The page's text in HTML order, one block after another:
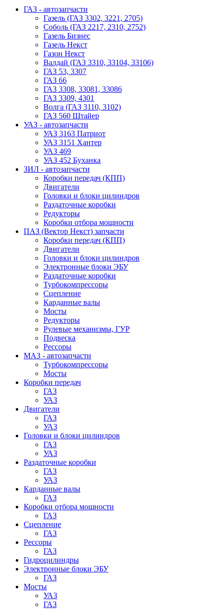
ГАЗ - автозапчасти
Газель (ГАЗ 3302, 3221, 2705)
Соболь (ГАЗ 2217, 2310, 2752)
Газель Бизнес
Газель Некст
Газон Некст
Валдай (ГАЗ 3310, 33104, 33106)
ГАЗ 53, 3307
ГАЗ 66
ГАЗ 3308, 33081, 33086
ГАЗ 3309, 4301
Волга (ГАЗ 3110, 3102)
ГАЗ 560 Штайер
УАЗ - автозапчасти
УАЗ 3163 Патриот
УАЗ 3151 Хантер
УАЗ 469
УАЗ 452 Буханка
ЗИЛ - автозапчасти
Коробки передач (КПП)
Двигатели
Головки и блоки цилиндров
Раздаточные коробки
Редукторы
Коробки отбора мощности
ПАЗ (Вектор Некст) запчасти
Коробки передач (КПП)
Двигатели
Головки и блоки цилиндров
Электронные блоки ЭБУ
Раздаточные коробки
Турбокомпрессоры
Сцепление
Карданные валы
Мосты
Редукторы
Рулевые механизмы, ГУР
Подвеска
Рессоры
МАЗ - автозапчасти
Турбокомпрессоры
Мосты
Коробки передач
ГАЗ
УАЗ
Двигатели
ГАЗ
УАЗ
Головки и блоки цилиндров
ГАЗ
УАЗ
Раздаточные коробки
ГАЗ
УАЗ
Карданные валы
ГАЗ
Коробки отбора мощности
ГАЗ
Сцепление
ГАЗ
Рессоры
ГАЗ
Гидроцилиндры
Электронные блоки ЭБУ
ГАЗ
Мосты
УАЗ
ГАЗ